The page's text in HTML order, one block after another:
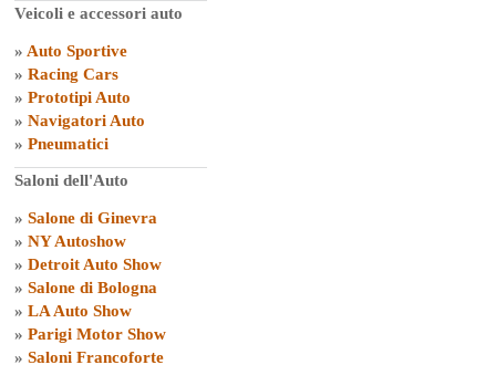
Veicoli e accessori auto
» Auto Sportive
» Racing Cars
» Prototipi Auto
» Navigatori Auto
» Pneumatici
Saloni dell'Auto
» Salone di Ginevra
» NY Autoshow
» Detroit Auto Show
» Salone di Bologna
» LA Auto Show
» Parigi Motor Show
» Saloni Francoforte